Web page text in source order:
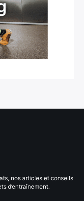
nos articles et conseils
d’entraînement.